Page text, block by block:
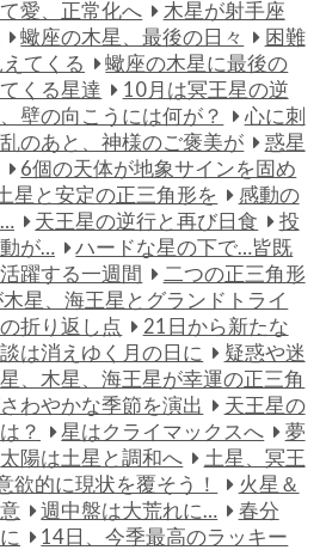
愛、正常化へ
木星が射手座
蠍座の木星、最後の日々
困難
てくる
蠍座の木星に最後の
くる星達
10月は冥王星の逆
壁の向こうには何が？
心に刺
のあと、神様のご褒美が
惑星
6個の天体が地象サインを固め
星と安定の正三角形を
感動の
天王星の逆行と再び日食
投
が…
ハードな星の下で…皆既
躍する一週間
二つの正三角形
星、海王星とグランドトライ
折り返し点
21日から新たな
は消えゆく月の日に
疑惑や迷
、木星、海王星が幸運の正三角
わやかな季節を演出
天王星の
？
星はクライマックスへ
夢
太陽は土星と調和へ
土星、冥王
欲的に現状を覆そう！
火星＆
週中盤は大荒れに…
春分
14日、今季最高のラッキー